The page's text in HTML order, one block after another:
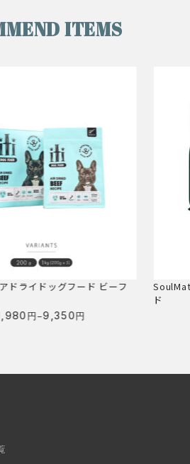
ITEMS
ライドッグフード ビーフ
円 –9,350円
価
1,980